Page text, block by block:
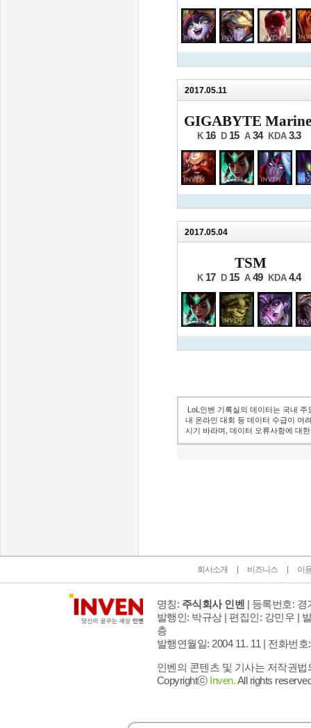
2017.05.11
GIGABYTE
K 16 D 15 A 34 KDA 3.3
2017.05.04
TSM
K 17 D 15 A 49 KDA 4.4
LoL인벤 기록실의 데이터는 국내
내 온라인 대회 등 데이터 수급이 어
시기 바라며, 데이터 오류사항에 대
회사소개 비즈니스 이
명칭: 주식회사 인벤 | 등록번호: 경
발행인: 박규상 | 편집인: 강민우 |
층
발행연월일: 2004 11. 11 | 전화번호
인벤의 콘텐츠 및 기사는 저작권
Copyrightⓒ Inven.All rights